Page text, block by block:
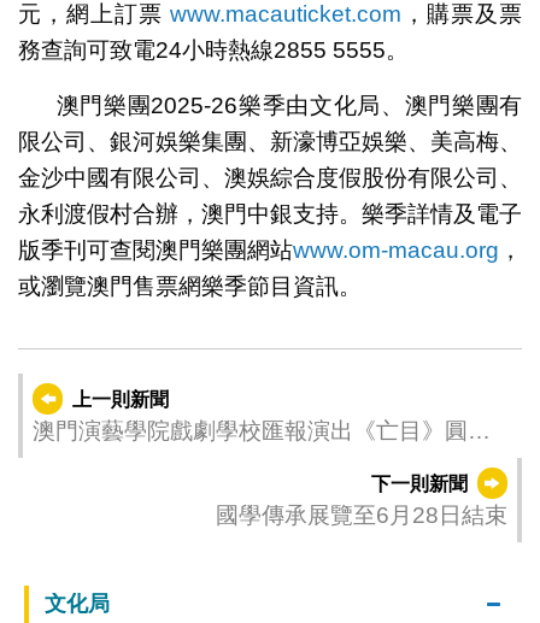
元，網上訂票www.macauticket.com ，購票及票
務查詢可致電24小時熱線2855 5555。
澳門樂團2025-26樂季由文化局、澳門樂團有
限公司、銀河娛樂集團、新濠博亞娛樂、美高梅、
金沙中國有限公司、澳娛綜合度假股份有限公司、
永利渡假村合辦，澳門中銀支持。樂季詳情及電子
版季刊可查閱澳門樂團網站www.om-macau.org ，
或瀏覽澳門售票網樂季節目資訊。
上一則新聞
澳門演藝學院戲劇學校匯報演出《亡目》圓滿
下一則新聞
國學傳承展覽至6月28日結束
文化局